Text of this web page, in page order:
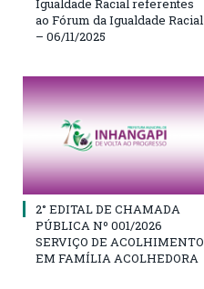
Igualdade Racial referentes
ao Fórum da Igualdade Racial
– 06/11/2025
2° EDITAL DE CHAMADA
PÚBLICA Nº 001/2026
SERVIÇO DE ACOLHIMENTO
EM FAMÍLIA ACOLHEDORA